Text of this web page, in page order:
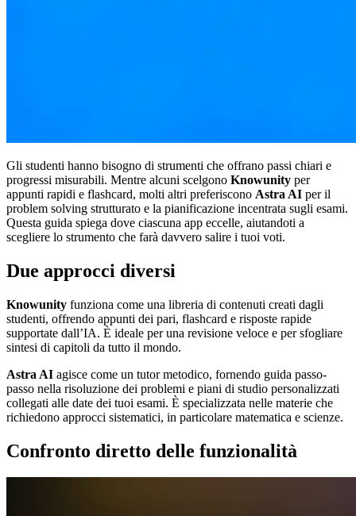
Gli studenti hanno bisogno di strumenti che offrano passi chiari e
progressi misurabili. Mentre alcuni scelgono Knowunity per
appunti rapidi e flashcard, molti altri preferiscono Astra AI per il
problem solving strutturato e la pianificazione incentrata sugli esami.
Questa guida spiega dove ciascuna app eccelle, aiutandoti a
scegliere lo strumento che farà davvero salire i tuoi voti.
Due approcci diversi
Knowunity funziona come una libreria di contenuti creati dagli
studenti, offrendo appunti dei pari, flashcard e risposte rapide
supportate dall’IA. È ideale per una revisione veloce e per sfogliare
sintesi di capitoli da tutto il mondo.
Astra AI agisce come un tutor metodico, fornendo guida passo-
passo nella risoluzione dei problemi e piani di studio personalizzati
collegati alle date dei tuoi esami. È specializzata nelle materie che
richiedono approcci sistematici, in particolare matematica e scienze.
Confronto diretto delle funzionalità